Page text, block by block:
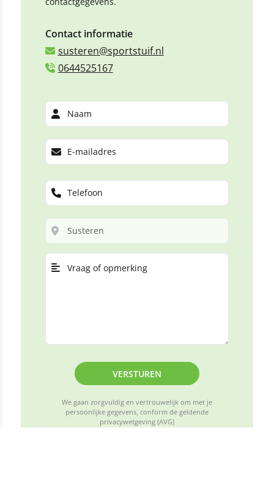
Contact informatie
susteren@sportstuif.nl
0644525167
VERSTUREN
We gaan zorgvuldig en vertrouwelijk om met je
persoonlijke gegevens, conform de geldende
privacywetgeving (AVG)